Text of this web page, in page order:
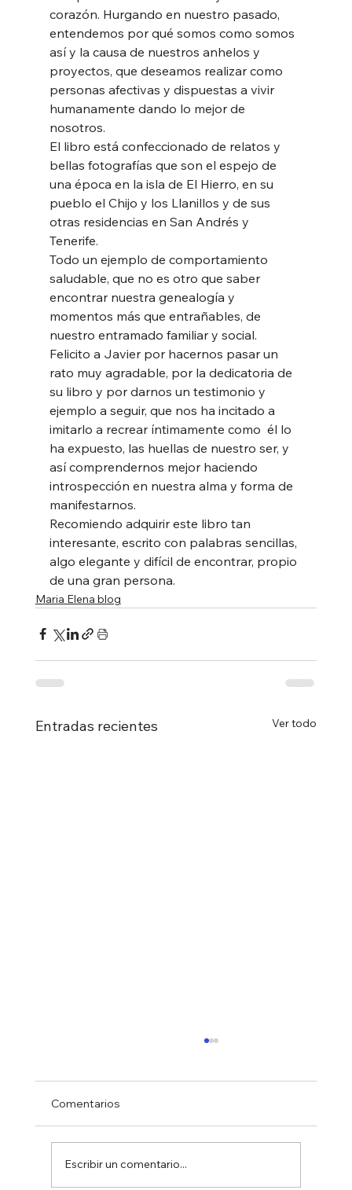
corazón. Hurgando en nuestro pasado,
entendemos por qué somos como somos
así y la causa de nuestros anhelos y
proyectos, que deseamos realizar como
personas afectivas y dispuestas a vivir
humanamente dando lo mejor de
nosotros.
El libro está confeccionado de relatos y
bellas fotografías que son el espejo de
una época en la isla de El Hierro, en su
pueblo el Chijo y los Llanillos y de sus
otras residencias en San Andrés y
Tenerife.
Todo un ejemplo de comportamiento
saludable, que no es otro que saber
encontrar nuestra genealogía y
momentos más que entrañables, de
nuestro entramado familiar y social.
Felicito a Javier por hacernos pasar un
rato muy agradable, por la dedicatoria de
su libro y por darnos un testimonio y
ejemplo a seguir, que nos ha incitado a
imitarlo a recrear íntimamente como  él lo
ha expuesto, las huellas de nuestro ser, y
así comprendernos mejor haciendo
introspección en nuestra alma y forma de
manifestarnos.
Recomiendo adquirir este libro tan
interesante, escrito con palabras sencillas,
algo elegante y difícil de encontrar, propio
de una gran persona.
Maria Elena blog
Entradas recientes Ver todo
Comentarios
Escribir un comentario...